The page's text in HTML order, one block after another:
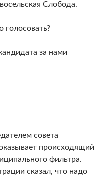
Слобода.
голосовать?
за нами
совета
происходящий
фильтра.
сказал, что надо